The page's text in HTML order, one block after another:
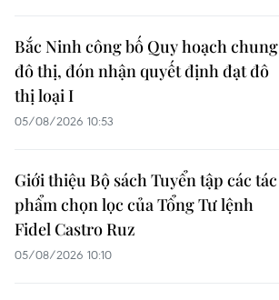
Bắc Ninh công bố Quy hoạch chung
đô thị, đón nhận quyết định đạt đô
thị loại I
05/08/2026 10:53
Giới thiệu Bộ sách Tuyển tập các tác
phẩm chọn lọc của Tổng Tư lệnh
Fidel Castro Ruz
05/08/2026 10:10